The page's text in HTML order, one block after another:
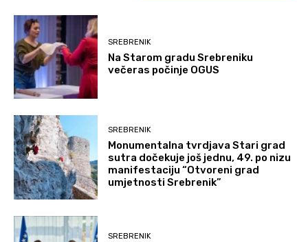
SREBRENIK
Na Starom gradu Srebreniku
večeras počinje OGUS
SREBRENIK
Monumentalna tvrdjava Stari grad
sutra dočekuje još jednu, 49. po nizu
manifestaciju “Otvoreni grad
umjetnosti Srebrenik”
SREBRENIK